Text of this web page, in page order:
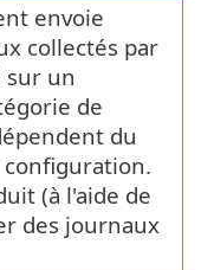
envoie
collectés par
sur un
de
du
(à l'aide de
des journaux